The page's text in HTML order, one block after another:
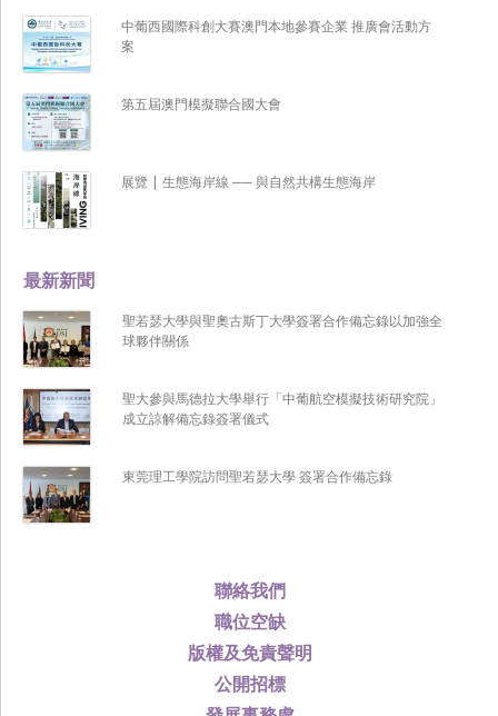
聯絡我們
職位空缺
版權及免責聲明
公開招標
最新新聞
聖若瑟大學與聖奧古斯丁大學簽署合作備忘錄以加強全
球夥伴關係
聖大參與馬德拉大學舉行「中葡航空模擬技術研究院」
成立諒解備忘錄簽署儀式
東莞理工學院訪問聖若瑟大學 簽署合作備忘錄
中葡西國際科創大賽澳門本地參賽企業 推廣會活動方
案
第五屆澳門模擬聯合國大會
展覽 | 生態海岸線 ── 與自然共構生態海岸